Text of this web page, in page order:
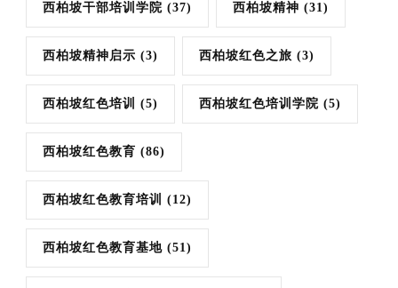
西柏坡干部培训学院 (37) 西柏坡精神 (31)
西柏坡精神启示 (3) 西柏坡红色之旅 (3)
西柏坡红色培训 (5) 西柏坡红色培训学院 (5)
西柏坡红色教育 (86)
西柏坡红色教育培训 (12)
西柏坡红色教育基地 (51)